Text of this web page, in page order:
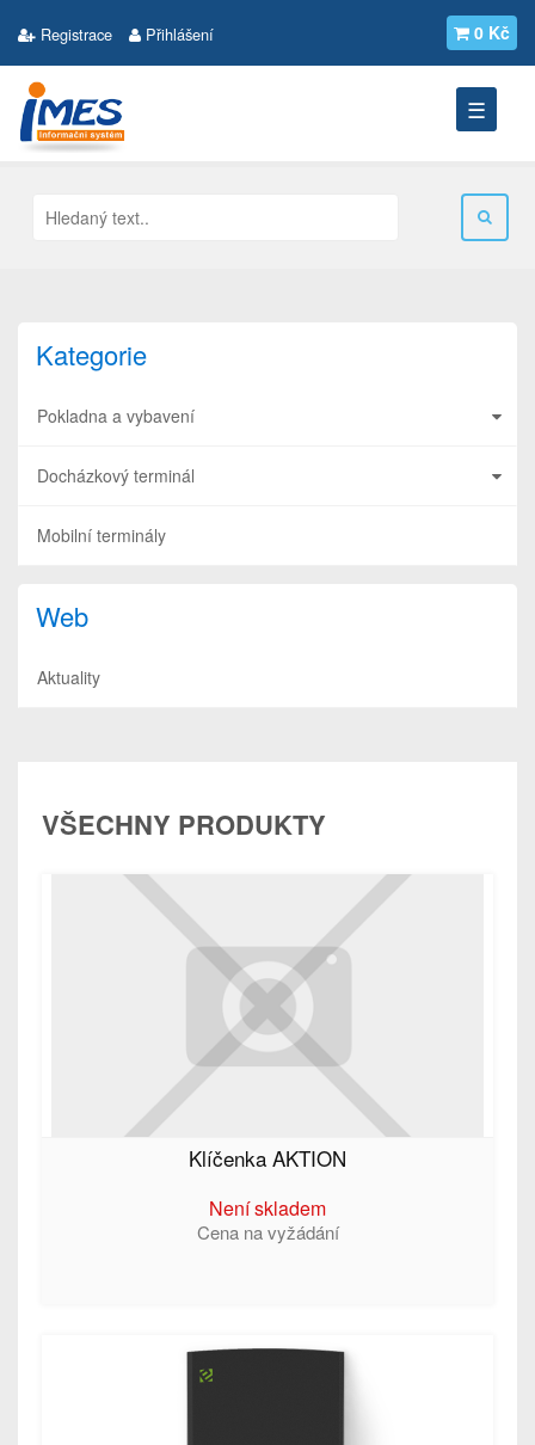
Registrace Přihlášení 0 Kč
☰
VŠECHNY PRODUKTY
Klíčenka AKTION
Není skladem
Cena na vyžádání
Kategorie
Pokladna a vybavení
Docházkový terminál
Mobilní terminály
Web
Aktuality